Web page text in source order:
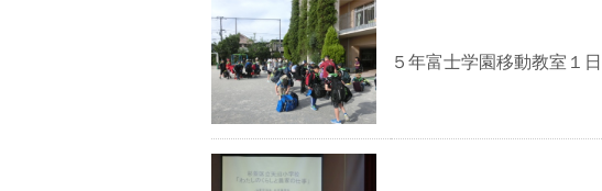
５年富士学園移動教室１